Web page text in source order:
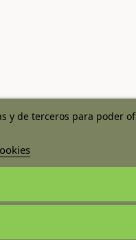
el Rocio | Diseño web
y de terceros para poder